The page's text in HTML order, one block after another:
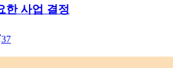
한 사업 결정
37